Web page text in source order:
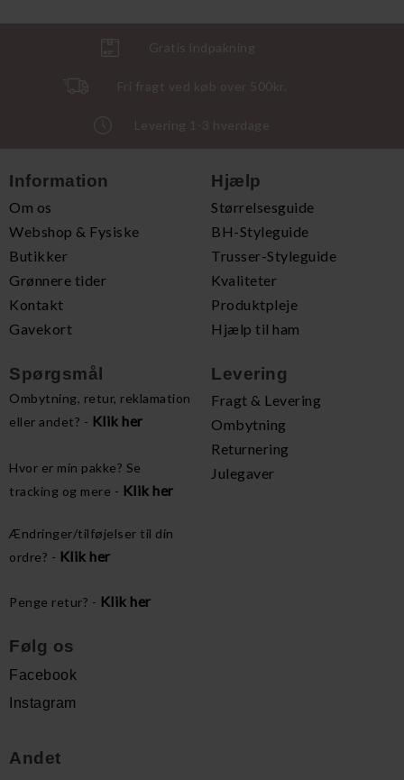
Gratis indpakning
Fri fragt ved køb over 500kr.
Levering 1-3 hverdage
Information
Om os
Webshop & Fysiske
Butikker
Grønnere tider
Kontakt
Gavekort
Hjælp
Størrelsesguide
BH-Styleguide
Trusser-Styleguide
Kvaliteter
Produktpleje
Hjælp til ham
Spørgsmål
Ombytning, retur, reklamation
eller andet? - Klik her
Hvor er min pakke? Se
tracking og mere - Klik her
Ændringer/tilføjelser til din
ordre? - Klik her
Penge retur? - Klik her
Levering
Fragt & Levering
Ombytning
Returnering
Julegaver
Følg os
Facebook
Instagram
Andet